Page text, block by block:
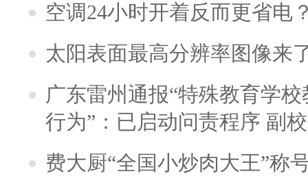
空调24小时开着反而更省电
太阳表面最高分辨率图像来
广东雷州通报“特殊教育学
行为”：已启动问责程序 副
费大厨“全国小炒肉大王”称